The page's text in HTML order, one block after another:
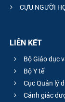
CỰU NGƯỜI
LIÊN KẾT
Bộ Giáo dục
Bộ Y tế
Cục Quản lý
Cảnh giác